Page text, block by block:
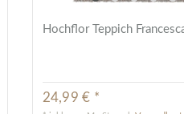
Hochflor Teppich
24,99 € *